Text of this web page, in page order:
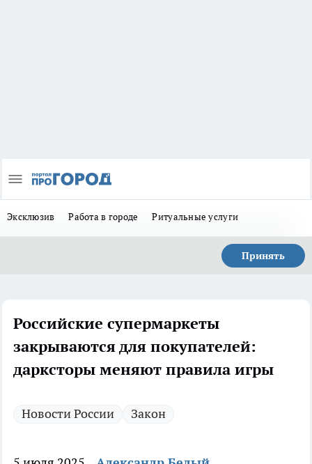
Эксклюзив Работа в городе Ритуальные услуги
Принять
Российские супермаркеты
закрываются для покупателей:
дарксторы меняют правила игры
Новости России Закон